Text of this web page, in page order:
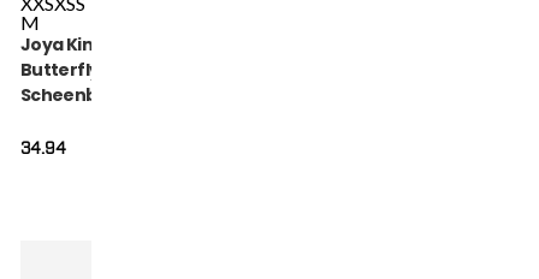
M
Joya Kinder
Butterfly
Scheenbeschermers
34.94